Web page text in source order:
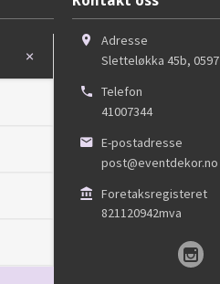
Adresse
Sletteløkka 45b, 0597
Telefon
41007344
E-postadresse
post@eventdekor.no
Foretaksregisteret
821120942mva